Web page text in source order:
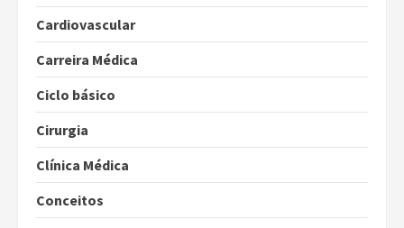
Cardiovascular
Carreira Médica
Ciclo básico
Cirurgia
Clínica Médica
Conceitos